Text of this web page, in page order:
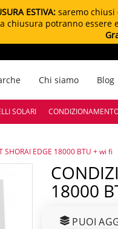
ESTIVA: saremo chiusi
chiusura potranno essere
Chi siamo Blog
SOLARI
SHORAI EDGE 18000 BTU + wi fi
CONDIZIONATORE TOSHIBA MONOSPLIT SHORAI EDGE
18000
PUOI